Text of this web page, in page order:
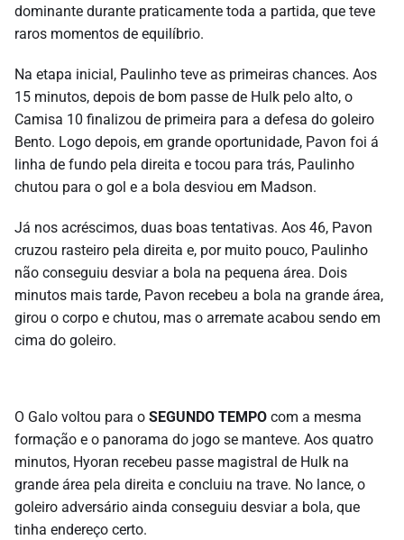
dominante durante praticamente toda a partida, que teve
raros momentos de equilíbrio.
Na etapa inicial, Paulinho teve as primeiras chances. Aos
15 minutos, depois de bom passe de Hulk pelo alto, o
Camisa 10 finalizou de primeira para a defesa do goleiro
Bento. Logo depois, em grande oportunidade, Pavon foi á
linha de fundo pela direita e tocou para trás, Paulinho
chutou para o gol e a bola desviou em Madson.
Já nos acréscimos, duas boas tentativas. Aos 46, Pavon
cruzou rasteiro pela direita e, por muito pouco, Paulinho
não conseguiu desviar a bola na pequena área. Dois
minutos mais tarde, Pavon recebeu a bola na grande área,
girou o corpo e chutou, mas o arremate acabou sendo em
cima do goleiro.
O Galo voltou para o SEGUNDO TEMPO com a mesma
formação e o panorama do jogo se manteve. Aos quatro
minutos, Hyoran recebeu passe magistral de Hulk na
grande área pela direita e concluiu na trave. No lance, o
goleiro adversário ainda conseguiu desviar a bola, que
tinha endereço certo.